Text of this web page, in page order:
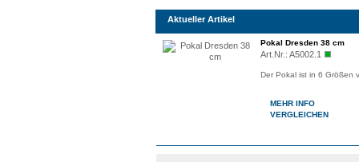
Aktueller Artikel
Pokal Dresden 38 cm
Art.Nr.: A5002.1
Der Pokal ist in 6 Größen
MEHR INFO
VERGLEICHEN